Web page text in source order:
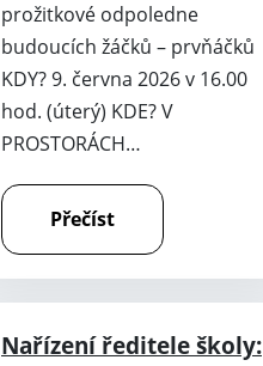
prožitkové odpoledne
budoucích žáčků – prvňáčků
KDY? 9. června 2026 v 16.00
hod. (úterý) KDE? V
PROSTORÁCH…
Přečíst
Nařízení ředitele školy: